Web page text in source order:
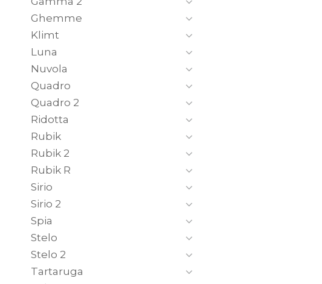
Ghemme
Klimt
Luna
Nuvola
Quadro
Quadro 2
Ridotta
Rubik
Rubik 2
Rubik R
Sirio
Sirio 2
Spia
Stelo
Stelo 2
Tartaruga